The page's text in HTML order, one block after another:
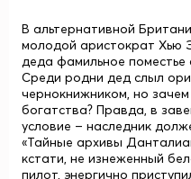
В альтернативной
молодой аристократ Хью
деда фамильное поместье
Среди родни дед слыл
чернокнижником, но
богатства? Правда, в
условие – наследник
«Тайные архивы
кстати, не изнеженный
пилот, энергично